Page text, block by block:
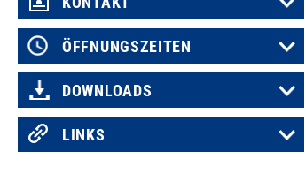
ÖFFNUNGSZEITEN
DOWNLOADS
LINKS